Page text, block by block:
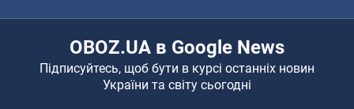
OBOZ.UA в Google News
Підписуйтесь, щоб бути в курсі останніх новин
України та світу сьогодні